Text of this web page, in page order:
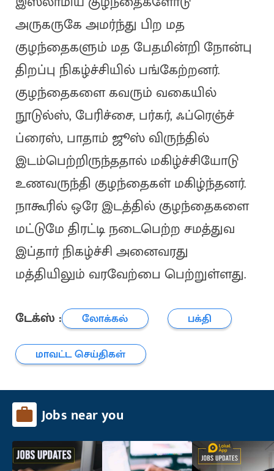
அருகருகே அமர்ந்து பிற மத
குழந்தைகளும் மத பேதமின்றி நோன்பு
திறப்பு நிகழ்ச்சியில் பங்கேற்றனர்.
குழந்தைகளை கவரும் வகையில்
நூடுல்ஸ், பேரிச்சை, பர்கர், ஃப்ரெஞ்ச்
ப்ரைஸ், பாதாம் ஜூஸ் விருந்தில்
இடம்பெற்றிருந்ததால் மகிழ்ச்சியோடு
உணவருந்தி குழந்தைகள் மகிழ்ந்தனர்.
நாகூரில் ஒரே இடத்தில் குழந்தைகளை
மட்டுமே திரட்டி நடைபெற்ற சமத்துவ
இப்தார் நிகழ்ச்சி அனைவரது
மத்தியிலும் வரவேற்பை பெற்றுள்ளது.
டேக்ஸ் : லோக்கல்
பக்தி
மாவட்ட செய்திகள்
Jobs near you